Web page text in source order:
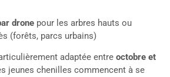
drone pour les arbres hauts ou
(forêts, parcs urbains)
adaptée entre octobre et
jeunes chenilles commencent à se